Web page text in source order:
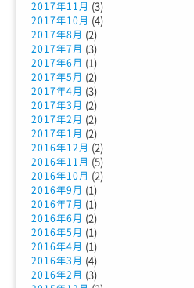
2017年11月 (3)
2017年10月 (4)
2017年8月 (2)
2017年7月 (3)
2017年6月 (1)
2017年5月 (2)
2017年4月 (3)
2017年3月 (2)
2017年2月 (2)
2017年1月 (2)
2016年12月 (2)
2016年11月 (5)
2016年10月 (2)
2016年9月 (1)
2016年7月 (1)
2016年6月 (2)
2016年5月 (1)
2016年4月 (1)
2016年3月 (4)
2016年2月 (3)